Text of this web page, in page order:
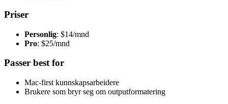
Priser
Personlig: $14/mnd
Pro: $25/mnd
Passer best for
Mac-first kunnskapsarbeidere
Brukere som bryr seg om outputformatering